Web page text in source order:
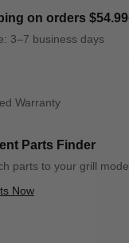
on orders
3–7 business days
Warranty
Parts Finder
parts to your grill
Now